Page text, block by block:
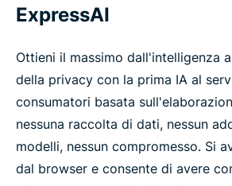
ExpressAI
Ottieni il massimo dall'intelligenza
della privacy con la prima IA al
consumatori basata
nessuna raccolta di dati, nessun
modelli, nessun compromesso. Si
dal browser e consente di avere